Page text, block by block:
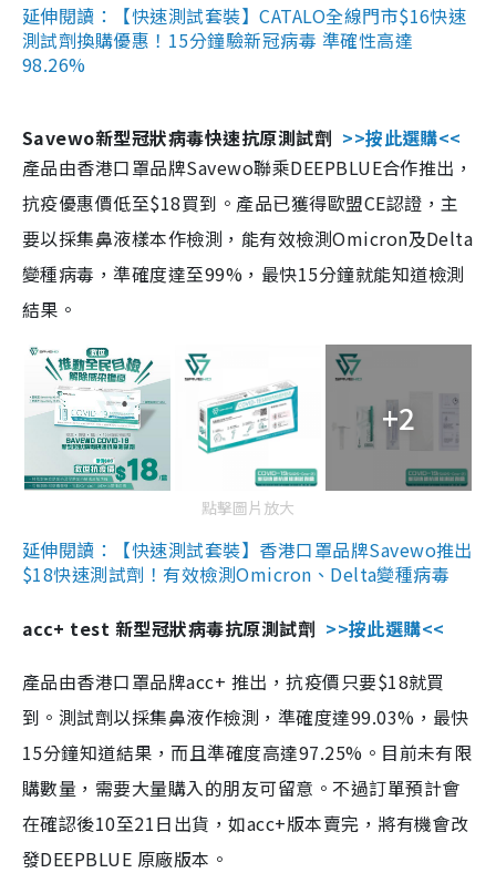
延伸閱讀：【快速測試套裝】CATALO全線門市$16快速
測試劑換購優惠！15分鐘驗新冠病毒 準確性高達
98.26%
Savewo新型冠狀病毒快速抗原測試劑 >>按此選購<<
產品由香港口罩品牌Savewo聯乘DEEPBLUE合作推出，
抗疫優惠價低至$18買到。產品已獲得歐盟CE認證，主
要以採集鼻液樣本作檢測，能有效檢測Omicron及Delta
變種病毒，準確度達至99%，最快15分鐘就能知道檢測
結果。
+2
點擊圖片放大
延伸閱讀：【快速測試套裝】香港口罩品牌Savewo推出
$18快速測試劑！有效檢測Omicron、Delta變種病毒
acc+ test 新型冠狀病毒抗原測試劑 >>按此選購<<
產品由香港口罩品牌acc+ 推出，抗疫價只要$18就買
到。測試劑以採集鼻液作檢測，準確度達99.03%，最快
15分鐘知道結果，而且準確度高達97.25%。目前未有限
購數量，需要大量購入的朋友可留意。不過訂單預計會
在確認後10至21日出貨，如acc+版本賣完，將有機會改
發DEEPBLUE 原廠版本。